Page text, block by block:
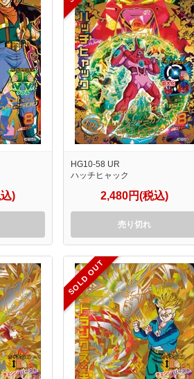
)
HG10-58 UR
ハッチヒャック
2,480円(税込)
売り切れ
SOLD OUT